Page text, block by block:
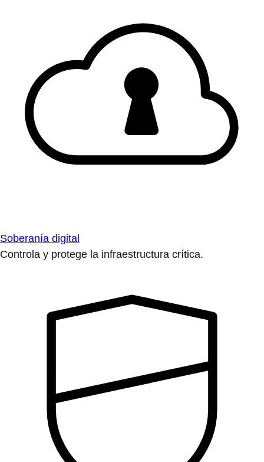
Soberanía digital
Controla y protege la infraestructura crítica.